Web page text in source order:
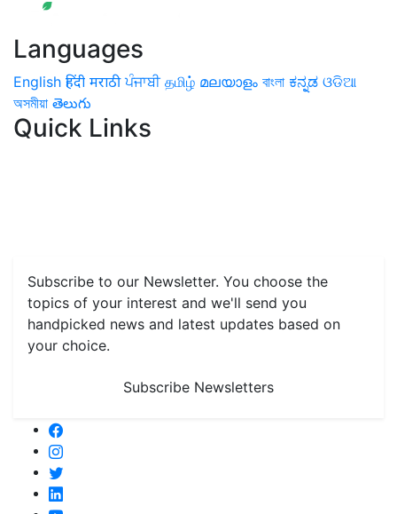
Languages
English हिंदी मराठी ਪੰਜਾਬੀ தமிழ் മലയാളം বাংলা ಕನ್ನಡ ଓଡିଆ
অসমীয়া తెలుగు
Quick Links
Subscribe to our Newsletter. You choose the
topics of your interest and we'll send you
handpicked news and latest updates based on
your choice.
Subscribe Newsletters